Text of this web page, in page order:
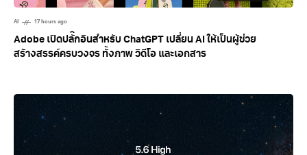
AI 17 hours ago
Adobe เปิดปลั๊กอินสำหรับ ChatGPT เปลี่ยน AI ให้เป็นผู้ช่วย
สร้างสรรค์ครบวงจร ทั้งภาพ วิดีโอ และเอกสาร